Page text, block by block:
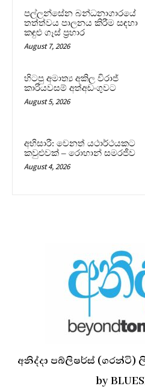
පල්ලන්සේන බන්ධනාගාරයේ
තත්ත්වය පාලනය කිරීම සඳහා
කඳුළු ගෑස් ප්‍රහාර
August 7, 2026
හිටපු අමාත්‍ය අකිල විරාජ්
කාරියවසම් අත්අඩංගුවට
August 5, 2026
අභිසාරී: වෙනත් යථාර්ථයකට
කවුළුවක් – රොහාන් සමරජීව
August 4, 2026
අනිද්දා පබ්ලිෂර්ස් (ගරන්ටි)
by